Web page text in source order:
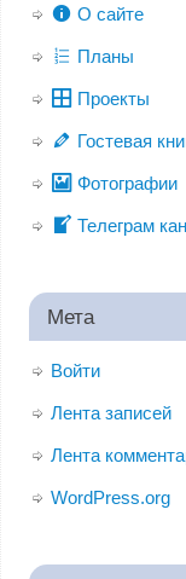
О сайте
Планы
Проекты
Гостевая
Фотографии
Телеграм
Мета
Войти
Лента записей
Лента
WordPress.org